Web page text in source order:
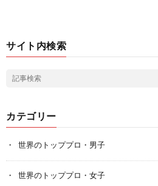
サイト内検索
カテゴリー
世界のトッププロ・男子
世界のトッププロ・女子